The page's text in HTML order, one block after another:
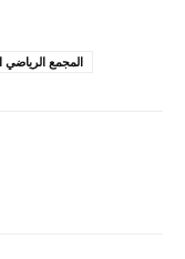
المجمع الرياضي